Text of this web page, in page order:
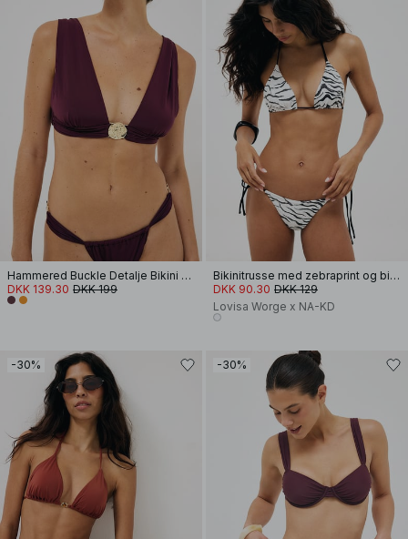
Hammered Buckle Detalje Bikini Top
DKK 139.30 DKK 199
Bikinitrusse med zebraprint og bindedetalje
DKK 90.30 DKK 129
Lovisa Worge x NA-KD
-30% -30%